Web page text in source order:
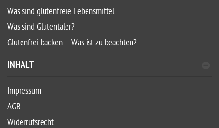
Was sind glutenfreie Lebensmittel
Was sind Glutentaler?
Glutenfrei backen – Was ist zu beachten?
INHALT
Impressum
AGB
Widerrufsrecht